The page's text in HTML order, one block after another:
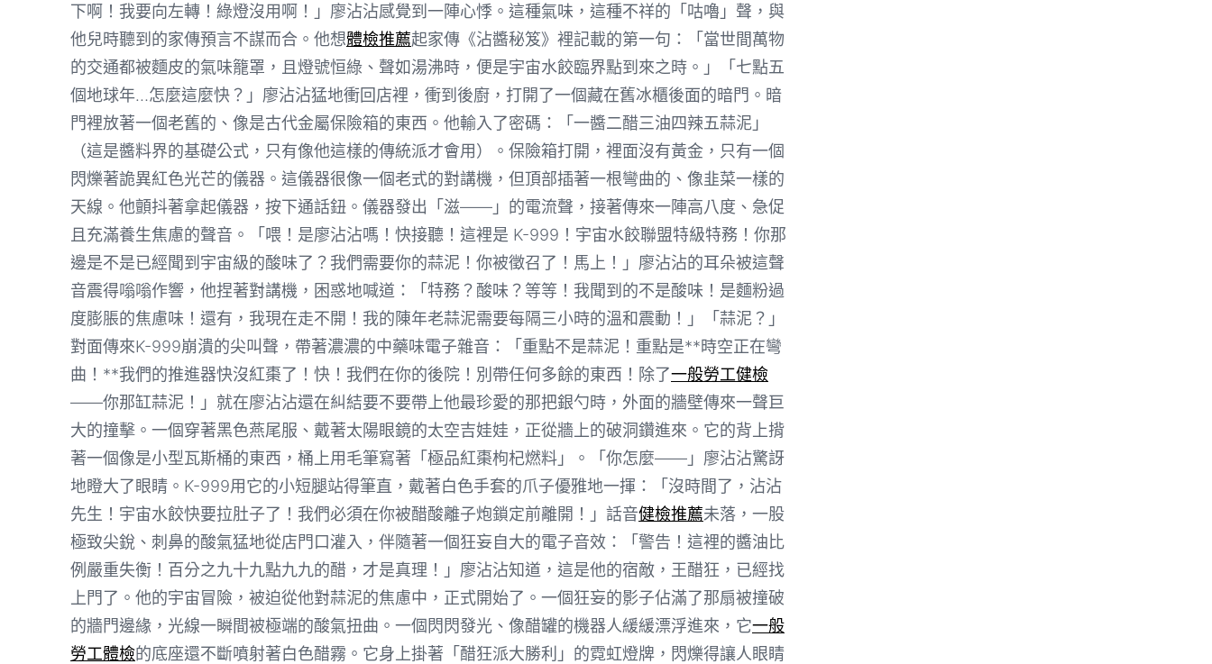
下啊！我要向左轉！綠燈沒用啊！」廖沾沾感覺到一陣心悸。這種氣味，這種不祥的「咕嚕」聲，與
他兒時聽到的家傳預言不謀而合。他想體檢推薦起家傳《沾醬秘笈》裡記載的第一句：「當世間萬物
的交通都被麵皮的氣味籠罩，且燈號恒綠、聲如湯沸時，便是宇宙水餃臨界點到來之時。」「七點五
個地球年…怎麼這麼快？」廖沾沾猛地衝回店裡，衝到後廚，打開了一個藏在舊冰櫃後面的暗門。暗
門裡放著一個老舊的、像是古代金屬保險箱的東西。他輸入了密碼：「一醬二醋三油四辣五蒜泥」
（這是醬料界的基礎公式，只有像他這樣的傳統派才會用）。保險箱打開，裡面沒有黃金，只有一個
閃爍著詭異紅色光芒的儀器。這儀器很像一個老式的對講機，但頂部插著一根彎曲的、像韭菜一樣的
天線。他顫抖著拿起儀器，按下通話鈕。儀器發出「滋——」的電流聲，接著傳來一陣高八度、急促
且充滿養生焦慮的聲音。「喂！是廖沾沾嗎！快接聽！這裡是 K-999！宇宙水餃聯盟特級特務！你那
邊是不是已經聞到宇宙級的酸味了？我們需要你的蒜泥！你被徵召了！馬上！」廖沾沾的耳朵被這聲
音震得嗡嗡作響，他捏著對講機，困惑地喊道：「特務？酸味？等等！我聞到的不是酸味！是麵粉過
度膨脹的焦慮味！還有，我現在走不開！我的陳年老蒜泥需要每隔三小時的溫和震動！」「蒜泥？」
對面傳來K-999崩潰的尖叫聲，帶著濃濃的中藥味電子雜音：「重點不是蒜泥！重點是**時空正在彎
曲！**我們的推進器快沒紅棗了！快！我們在你的後院！別帶任何多餘的東西！除了一般勞工健檢
——你那缸蒜泥！」就在廖沾沾還在糾結要不要帶上他最珍愛的那把銀勺時，外面的牆壁傳來一聲巨
大的撞擊。一個穿著黑色燕尾服、戴著太陽眼鏡的太空吉娃娃，正從牆上的破洞鑽進來。它的背上揹
著一個像是小型瓦斯桶的東西，桶上用毛筆寫著「極品紅棗枸杞燃料」。「你怎麼——」廖沾沾驚訝
地瞪大了眼睛。K-999用它的小短腿站得筆直，戴著白色手套的爪子優雅地一揮：「沒時間了，沾沾
先生！宇宙水餃快要拉肚子了！我們必須在你被醋酸離子炮鎖定前離開！」話音健檢推薦未落，一股
極致尖銳、刺鼻的酸氣猛地從店門口灌入，伴隨著一個狂妄自大的電子音效：「警告！這裡的醬油比
例嚴重失衡！百分之九十九點九九的醋，才是真理！」廖沾沾知道，這是他的宿敵，王醋狂，已經找
上門了。他的宇宙冒險，被迫從他對蒜泥的焦慮中，正式開始了。一個狂妄的影子佔滿了那扇被撞破
的牆門邊緣，光線一瞬間被極端的酸氣扭曲。一個閃閃發光、像醋罐的機器人緩緩漂浮進來，它一般
勞工體檢的底座還不斷噴射著白色醋霧。它身上掛著「醋狂派大勝利」的霓虹燈牌，閃爍得讓人眼睛